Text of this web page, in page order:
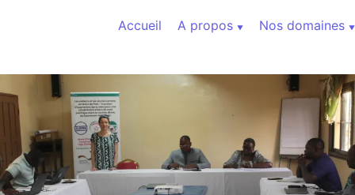
Accueil
A propos Nos domaines